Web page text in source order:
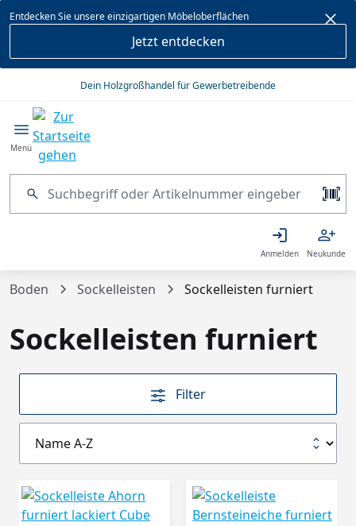
springen
Entdecken Sie unsere einzigartigen Möbeloberflächen
Jetzt entdecken
Dein Holzgroßhandel für Gewerbetreibende
Menü
Anmelden Neukunde
Boden Sockelleisten Sockelleisten furniert
Sockelleisten furniert
Filter